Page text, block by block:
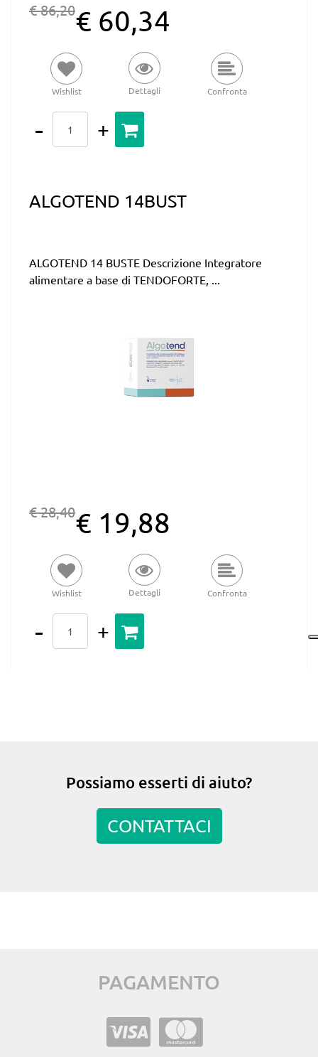
€ 86,20€ 60,34
Wishlist Dettagli Confronta
ALGOTEND 14BUST
ALGOTEND 14 BUSTE Descrizione Integratore
alimentare a base di TENDOFORTE, ...
€ 28,40€ 19,88
Wishlist Dettagli Confronta
Possiamo esserti di aiuto?
CONTATTACI
PAGAMENTO